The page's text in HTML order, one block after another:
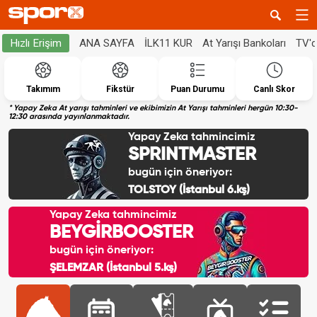
Hızlı Erişim ANA SAYFA İLK11 KUR At Yarışı Bankoları
Takımım Fikstür Puan Durumu Canlı Skor
* Yapay Zeka At yarışı tahminleri ve ekibimizin At Yarışı tahminleri hergün 10:30-
12:30 arasında yayınlanmaktadır.
Yapay Zeka tahmincimiz
SPRINTMASTER
bugün için öneriyor:
TOLSTOY (İstanbul 6.kş)
Yapay Zeka tahmincimiz
BEYGİRBOOSTER
bugün için öneriyor:
ŞELEMZAR (İstanbul 5.kş)